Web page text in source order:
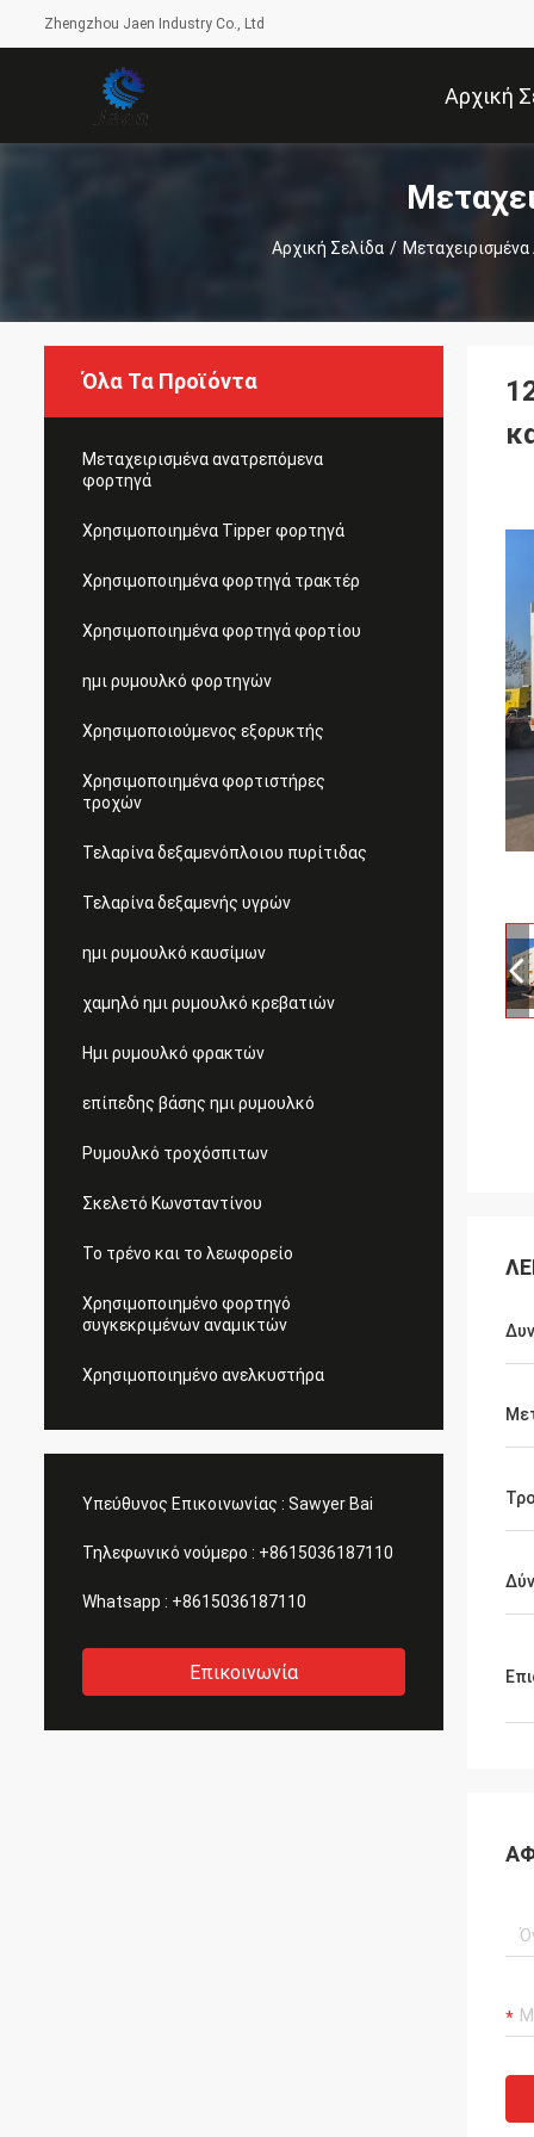
Zhengzhou Jaen Industry Co., Ltd
Αρχική
Αρχική Σελίδα /
Όλα Τα Προϊόντα
Μεταχειρισμένα ανατρεπόμενα
φορτηγά
Χρησιμοποιημένα Tipper φορτηγά
Χρησιμοποιημένα φορτηγά τρακτέρ
Χρησιμοποιημένα φορτηγά φορτίου
ημι ρυμουλκό φορτηγών
Χρησιμοποιούμενος εξορυκτής
Χρησιμοποιημένα φορτιστήρες
τροχών
Τελαρίνα δεξαμενόπλοιου πυρίτιδας
Τελαρίνα δεξαμενής υγρών
ημι ρυμουλκό καυσίμων
χαμηλό ημι ρυμουλκό κρεβατιών
Ημι ρυμουλκό φρακτών
επίπεδης βάσης ημι ρυμουλκό
Ρυμουλκό τροχόσπιτων
Σκελετό Κωνσταντίνου
Το τρένο και το λεωφορείο
Χρησιμοποιημένο φορτηγό
συγκεκριμένων αναμικτών
Χρησιμοποιημένο ανελκυστήρα
Υπεύθυνος Επικοινωνίας : Sawyer Bai
Τηλεφωνικό νούμερο : +8615036187110
Whatsapp : +8615036187110
Επικοινωνία